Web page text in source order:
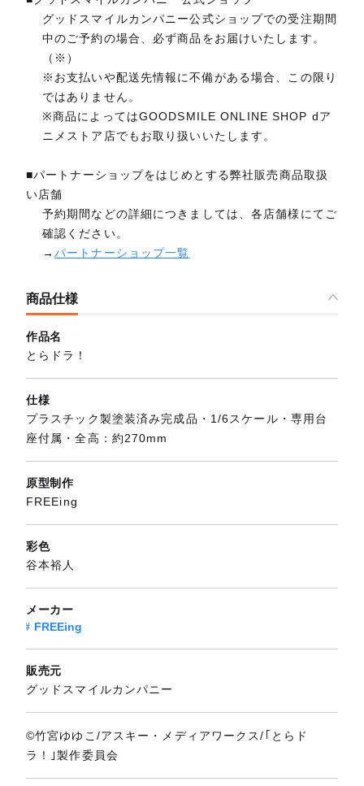
グッドスマイルカンパニー公式ショップでの受注期間
中のご予約の場合、必ず商品をお届けいたします。
（※）
※お支払いや配送先情報に不備がある場合、この限り
ではありません。
※商品によってはGOODSMILE ONLINE SHOP dア
ニメストア店でもお取り扱いいたします。
■パートナーショップをはじめとする弊社販売商品取扱
い店舗
予約期間などの詳細につきましては、各店舗様にてご
確認ください。
→パートナーショップ一覧
商品仕様
作品名
とらドラ！
仕様
プラスチック製塗装済み完成品・1/6スケール・専用台
座付属・全高：約270mm
原型制作
FREEing
彩色
谷本裕人
メーカー
FREEing
販売元
グッドスマイルカンパニー
©竹宮ゆゆこ/アスキー・メディアワークス/｢とらド
ラ！｣製作委員会